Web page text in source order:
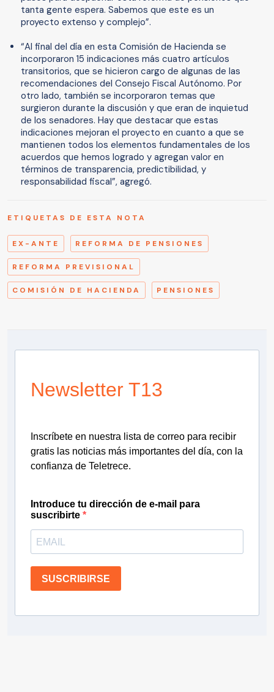
tanta gente espera. Sabemos que este es un
proyecto extenso y complejo”.
“Al final del día en esta Comisión de Hacienda se
incorporaron 15 indicaciones más cuatro artículos
transitorios, que se hicieron cargo de algunas de las
recomendaciones del Consejo Fiscal Autónomo. Por
otro lado, también se incorporaron temas que
surgieron durante la discusión y que eran de inquietud
de los senadores. Hay que destacar que estas
indicaciones mejoran el proyecto en cuanto a que se
mantienen todos los elementos fundamentales de los
acuerdos que hemos logrado y agregan valor en
términos de transparencia, predictibilidad, y
responsabilidad fiscal”, agregó.
ETIQUETAS DE ESTA NOTA
EX-ANTE REFORMA DE PENSIONES
REFORMA PREVISIONAL
COMISIÓN DE HACIENDA PENSIONES
Newsletter T13
Inscríbete en nuestra lista de correo para recibir
gratis las noticias más importantes del día, con la
confianza de Teletrece.
Introduce tu dirección de e-mail para
suscribirte
SUSCRIBIRSE